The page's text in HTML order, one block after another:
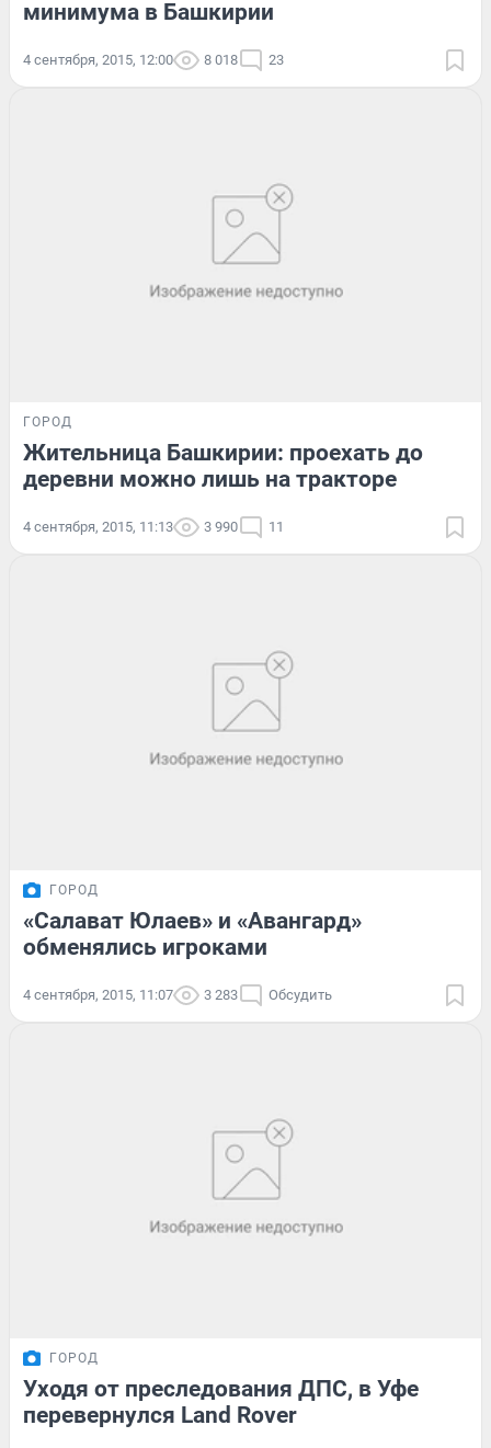
минимума в Башкирии
4 сентября, 2015, 12:00 8 018 23
ГОРОД
Жительница Башкирии: проехать до
деревни можно лишь на тракторе
4 сентября, 2015, 11:13 3 990 11
ГОРОД
«Салават Юлаев» и «Авангард»
обменялись игроками
4 сентября, 2015, 11:07 3 283 Обсудить
ГОРОД
Уходя от преследования ДПС, в Уфе
перевернулся Land Rover